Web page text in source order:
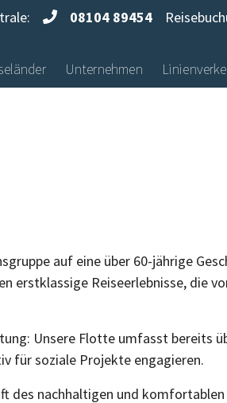
08104 89454
Unternehmen
auf eine über 60-jährige
erstklassige Reiseerlebnisse, die
Unsere Flotte umfasst bereits
für soziale Projekte engagieren.
des nachhaltigen und komfortablen